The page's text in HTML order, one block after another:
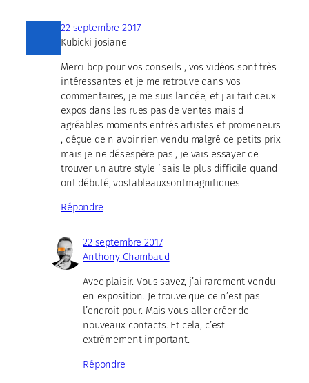
22 septembre 2017
Kubicki josiane
Merci bcp pour vos conseils , vos vidéos sont très
intéressantes et je me retrouve dans vos
commentaires, je me suis lancée, et j ai fait deux
expos dans les rues pas de ventes mais d
agréables moments entrés artistes et promeneurs
, déçue de n avoir rien vendu malgré de petits prix
mais je ne désespère pas , je vais essayer de
trouver un autre style ‘ sais le plus difficile quand
ont débuté, vostableauxsontmagnifiques
Répondre
22 septembre 2017
Anthony Chambaud
Avec plaisir. Vous savez, j’ai rarement vendu
en exposition. Je trouve que ce n’est pas
l’endroit pour. Mais vous aller créer de
nouveaux contacts. Et cela, c’est
extrêmement important.
Répondre